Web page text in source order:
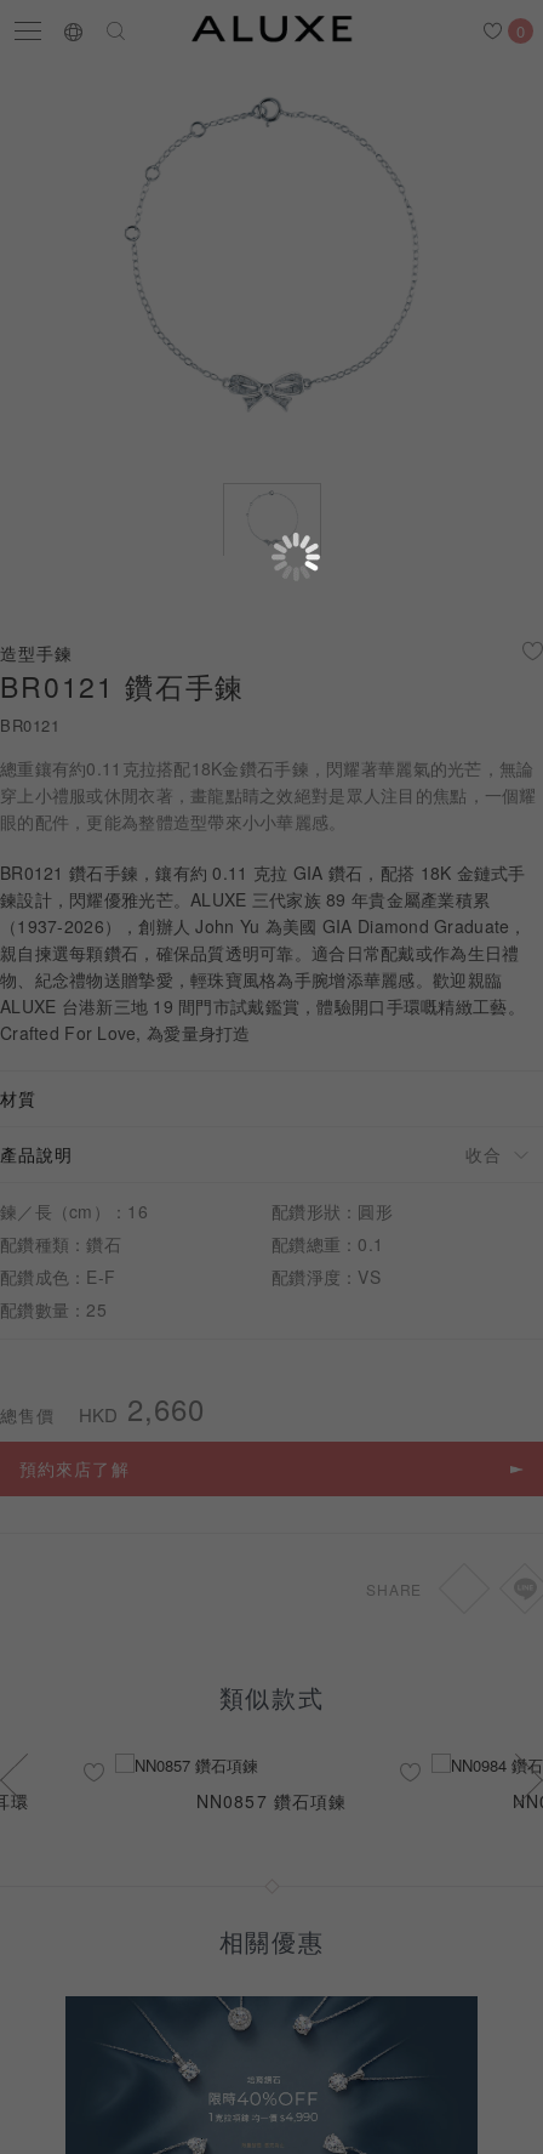
0
黃金金飾
關於ALUXE
嚴選鑽石
婚禮護照
線上購物
預約來店
造型手鍊
BR0121 鑽石手鍊
BR0121
總重鑲有約0.11克拉搭配18K金鑽石手鍊，閃耀著華麗氣的光芒，無論
穿上小禮服或休閒衣著，畫龍點睛之效絕對是眾人注目的焦點，一個耀
眼的配件，更能為整體造型帶來小小華麗感。
BR0121 鑽石手鍊，鑲有約 0.11 克拉 GIA 鑽石，配搭 18K 金鏈式手
鍊設計，閃耀優雅光芒。ALUXE 三代家族 89 年貴金屬產業積累
（1937-2026），創辦人 John Yu 為美國 GIA Diamond Graduate，
親自揀選每顆鑽石，確保品質透明可靠。適合日常配戴或作為生日禮
物、紀念禮物送贈摯愛，輕珠寶風格為手腕增添華麗感。歡迎親臨
ALUXE 台港新三地 19 間門市試戴鑑賞，體驗開口手環嘅精緻工藝。
Crafted For Love, 為愛量身打造
材質
產品說明
鍊／長（cm）：16
配鑽形狀：圓形
配鑽種類：鑽石
配鑽總重：0.1
配鑽成色：E-F
配鑽淨度：VS
配鑽數量：25
總售價 HKD 2,660
預約來店了解
SHARE
類似款式
環 NN0857 鑽石項鍊
相關優惠